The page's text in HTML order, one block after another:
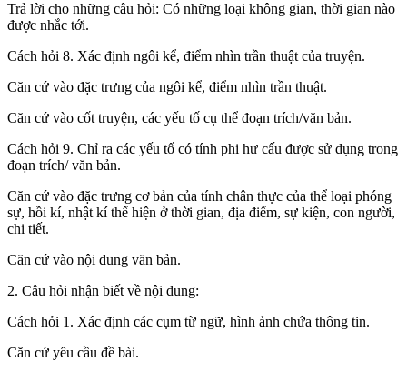
Trả lời cho những câu hỏi: Có những loại không gian, thời gian nào
được nhắc tới.
Cách hỏi 8. Xác định ngôi kể, điểm nhìn trần thuật của truyện.
Căn cứ vào đặc trưng của ngôi kể, điểm nhìn trần thuật.
Căn cứ vào cốt truyện, các yếu tố cụ thể đoạn trích/văn bản.
Cách hỏi 9. Chỉ ra các yếu tố có tính phi hư cấu được sử dụng trong
đoạn trích/ văn bản.
Căn cứ vào đặc trưng cơ bản của tính chân thực của thể loại phóng
sự, hồi kí, nhật kí thể hiện ở thời gian, địa điểm, sự kiện, con người,
chi tiết.
Căn cứ vào nội dung văn bản.
2. Câu hỏi nhận biết về nội dung:
Cách hỏi 1. Xác định các cụm từ ngữ, hình ảnh chứa thông tin.
Căn cứ yêu cầu đề bài.